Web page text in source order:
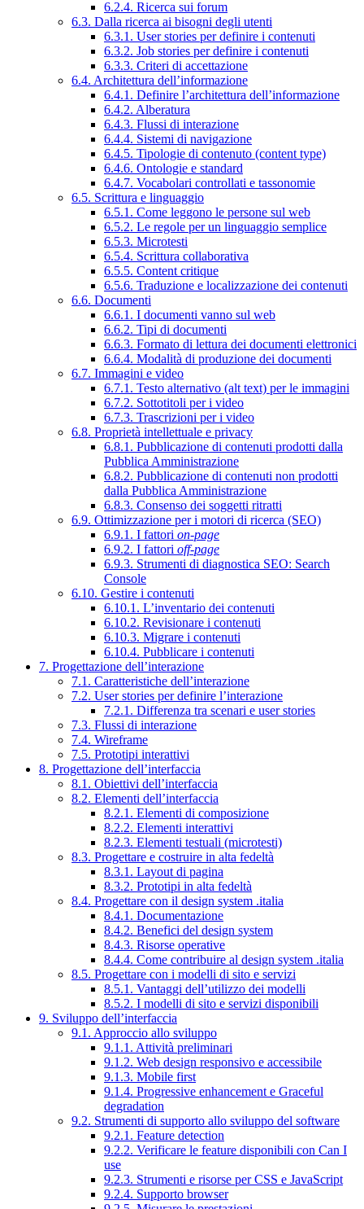
6.2.4. Ricerca sui forum
6.3. Dalla ricerca ai bisogni degli utenti
6.3.1. User stories per definire i contenuti
6.3.2. Job stories per definire i contenuti
6.3.3. Criteri di accettazione
6.4. Architettura dell’informazione
6.4.1. Definire l’architettura dell’informazione
6.4.2. Alberatura
6.4.3. Flussi di interazione
6.4.4. Sistemi di navigazione
6.4.5. Tipologie di contenuto (content type)
6.4.6. Ontologie e standard
6.4.7. Vocabolari controllati e tassonomie
6.5. Scrittura e linguaggio
6.5.1. Come leggono le persone sul web
6.5.2. Le regole per un linguaggio semplice
6.5.3. Microtesti
6.5.4. Scrittura collaborativa
6.5.5. Content critique
6.5.6. Traduzione e localizzazione dei contenuti
6.6. Documenti
6.6.1. I documenti vanno sul web
6.6.2. Tipi di documenti
6.6.3. Formato di lettura dei documenti elettronici
6.6.4. Modalità di produzione dei documenti
6.7. Immagini e video
6.7.1. Testo alternativo (alt text) per le immagini
6.7.2. Sottotitoli per i video
6.7.3. Trascrizioni per i video
6.8. Proprietà intellettuale e privacy
6.8.1. Pubblicazione di contenuti prodotti dalla
Pubblica Amministrazione
6.8.2. Pubblicazione di contenuti non prodotti
dalla Pubblica Amministrazione
6.8.3. Consenso dei soggetti ritratti
6.9. Ottimizzazione per i motori di ricerca (SEO)
6.9.1. I fattori on-page
6.9.2. I fattori off-page
6.9.3. Strumenti di diagnostica SEO: Search
Console
6.10. Gestire i contenuti
6.10.1. L’inventario dei contenuti
6.10.2. Revisionare i contenuti
6.10.3. Migrare i contenuti
6.10.4. Pubblicare i contenuti
7. Progettazione dell’interazione
7.1. Caratteristiche dell’interazione
7.2. User stories per definire l’interazione
7.2.1. Differenza tra scenari e user stories
7.3. Flussi di interazione
7.4. Wireframe
7.5. Prototipi interattivi
8. Progettazione dell’interfaccia
8.1. Obiettivi dell’interfaccia
8.2. Elementi dell’interfaccia
8.2.1. Elementi di composizione
8.2.2. Elementi interattivi
8.2.3. Elementi testuali (microtesti)
8.3. Progettare e costruire in alta fedeltà
8.3.1. Layout di pagina
8.3.2. Prototipi in alta fedeltà
8.4. Progettare con il design system .italia
8.4.1. Documentazione
8.4.2. Benefici del design system
8.4.3. Risorse operative
8.4.4. Come contribuire al design system .italia
8.5. Progettare con i modelli di sito e servizi
8.5.1. Vantaggi dell’utilizzo dei modelli
8.5.2. I modelli di sito e servizi disponibili
9. Sviluppo dell’interfaccia
9.1. Approccio allo sviluppo
9.1.1. Attività preliminari
9.1.2. Web design responsivo e accessibile
9.1.3. Mobile first
9.1.4. Progressive enhancement e Graceful
degradation
9.2. Strumenti di supporto allo sviluppo del software
9.2.1. Feature detection
9.2.2. Verificare le feature disponibili con Can I
use
9.2.3. Strumenti e risorse per CSS e JavaScript
9.2.4. Supporto browser